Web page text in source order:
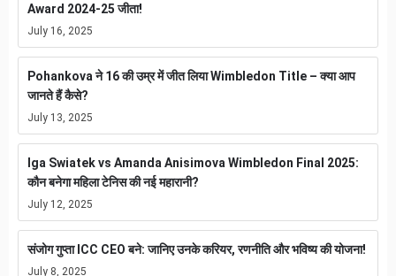
Award 2024-25 जीता!
July 16, 2025
Pohankova ने 16 की उम्र में जीत लिया Wimbledon Title – क्या आप
जानते हैं कैसे?
July 13, 2025
Iga Swiatek vs Amanda Anisimova Wimbledon Final 2025:
कौन बनेगा महिला टेनिस की नई महारानी?
July 12, 2025
संजोग गुप्ता ICC CEO बने: जानिए उनके करियर, रणनीति और भविष्य की योजना!
July 8, 2025